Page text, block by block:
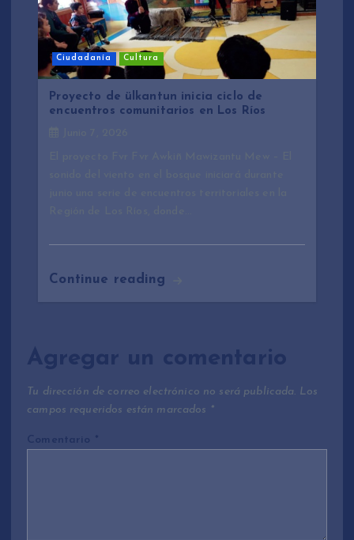
Ciudadanía Cultura
Proyecto de ülkantun inicia ciclo de
encuentros comunitarios en Los Ríos
Continue reading
Agregar un comentario
Tu dirección de correo electrónico no será publicada. Los
campos requeridos están marcados *
Comentario *